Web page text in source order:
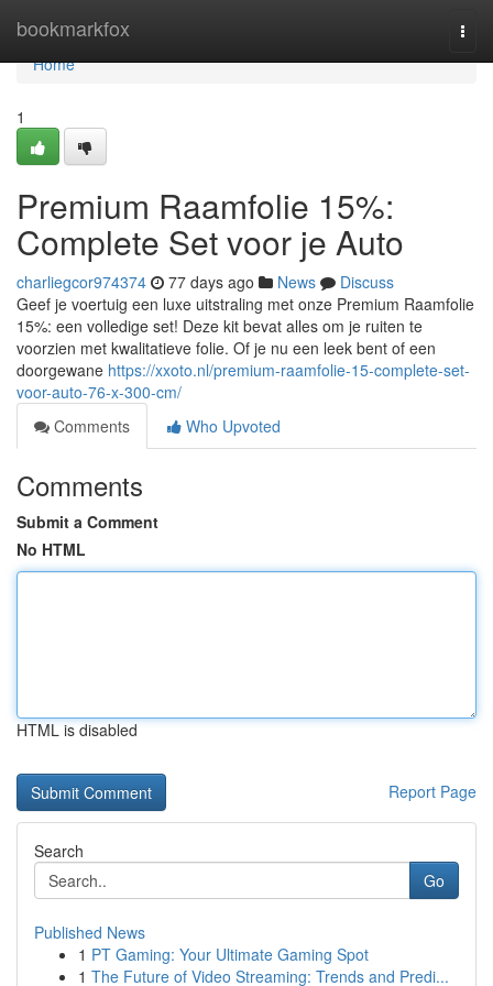
bookmarkfox
Home
Home
1
Premium Raamfolie 15%:
Complete Set voor je Auto
charliegcor974374 77 days ago News
Discuss
Geef je voertuig een luxe uitstraling met onze Premium Raamfolie
15%: een volledige set! Deze kit bevat alles om je ruiten te
voorzien met kwalitatieve folie. Of je nu een leek bent of een
doorgewane https://xxoto.nl/premium-raamfolie-15-complete-set-
voor-auto-76-x-300-cm/
Comments
Who Upvoted
Comments
Submit a Comment
No HTML
HTML is disabled
Report Page
Search
Go
Published News
1 PT Gaming: Your Ultimate Gaming Spot
1 The Future of Video Streaming: Trends and Predi...